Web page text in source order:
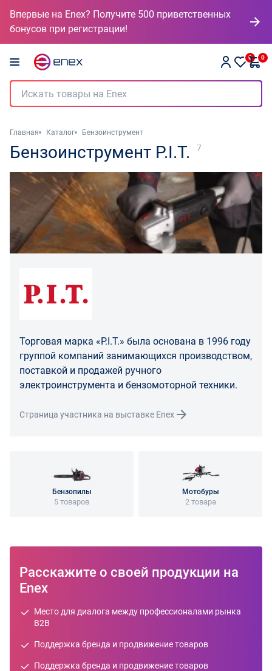
Впервые на Enex? Получите 500 приветственных
бонусов при регистрации!
0 0
Главная Каталог Бензоинструмент
Бензоинструмент P.I.T. 7
Торговая марка «P.I.T.» была основана в 1996 году
группой компаний занимающихся производством,
поставкой и продажей ручного
электроинструмента и бензомоторной техники.
Страница участника на выставке Enex
Бензопилы
5 товаров
Мотобуры
2 товара
Расскажите о своей продукции на
Enex
Место для диалога между профессионалами рынка
B2B
Поддержка бренда и продвижение товаров
Поддержка бренда и продвижение товаров